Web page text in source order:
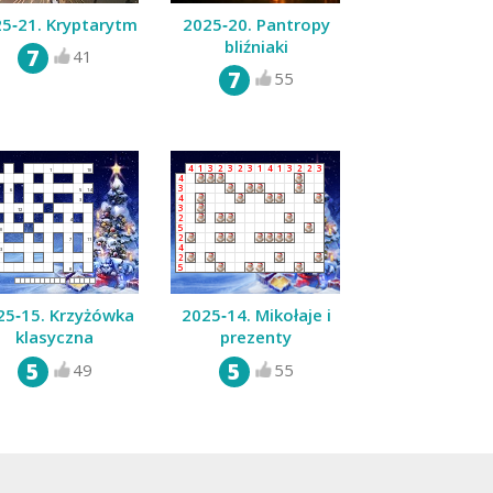
Kryptarytm
7 41
2025‑20. Pantropy
bliźniaki
7 55
1 10
6 5
14
3
12
4
7
11
Krzyżówka
klasyczna
5 49
4 1 3 2 3 2 3 1 4 1 3 2 2 3
4
3
4
3
2
5
2
4
2
5
2025‑14. Mikołaje i
prezenty
5 55